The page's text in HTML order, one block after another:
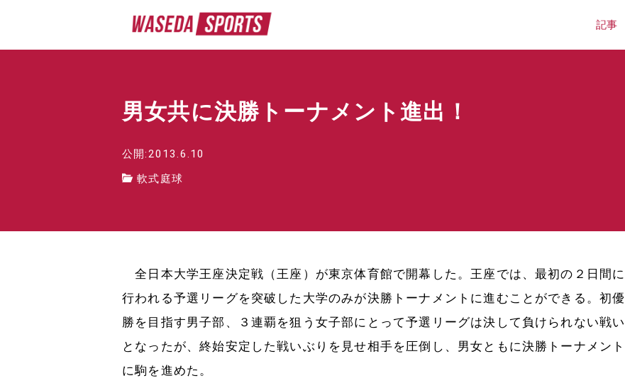
記事
男女共に決勝トーナメント進出！
公開:2013.6.10
軟式庭球
全日本大学王座決定戦（王座）が東京体育館で開幕した。王座では、最初の２日間に
行われる予選リーグを突破した大学のみが決勝トーナメントに進むことができる。初優
勝を目指す男子部、３連覇を狙う女子部にとって予選リーグは決して負けられない戦い
となったが、終始安定した戦いぶりを見せ相手を圧倒し、男女ともに決勝トーナメント
に駒を進めた。